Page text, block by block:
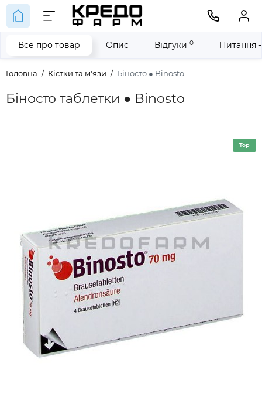
Головна Кістки та м'язи Біносто ● Binosto
Біносто таблетки ● Binosto
Все про товар Опис Відгуки 0 Питання
Top